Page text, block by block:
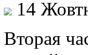
14
Вторая